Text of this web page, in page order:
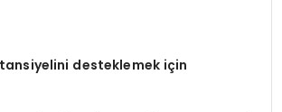
desteklemek için